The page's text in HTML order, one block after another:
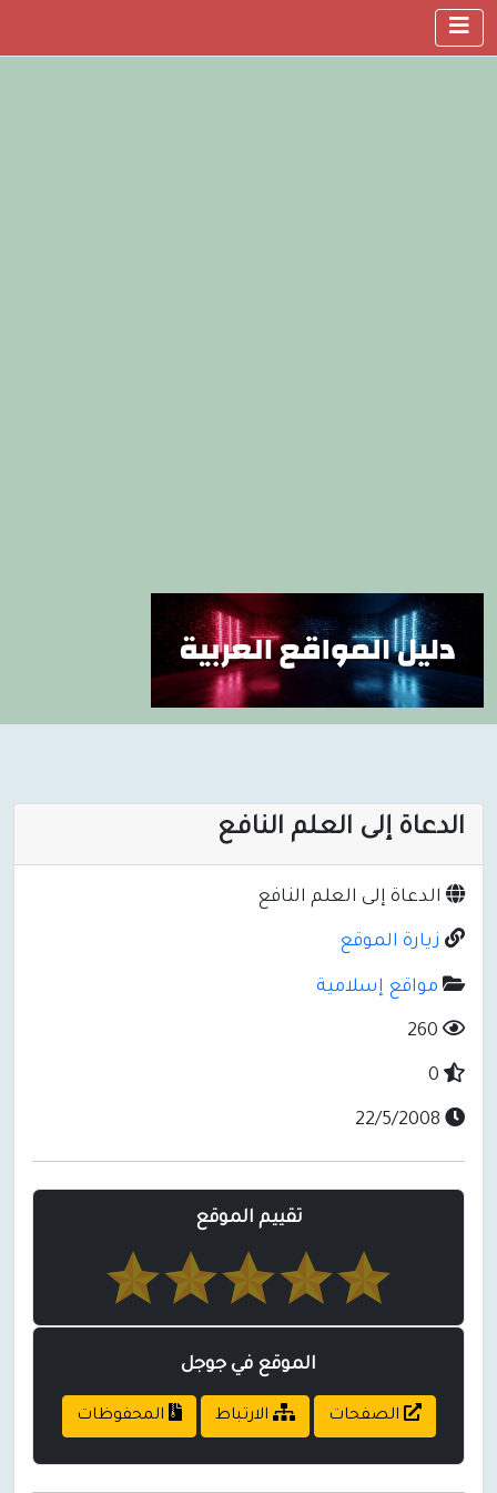
الدعاة إلى العلم النافع
الدعاة إلى العلم النافع
زيارة الموقع
مواقع إسلامية
تقييم الموقع
الموقع في جوجل
الصفحات الارتباط المحفوظات